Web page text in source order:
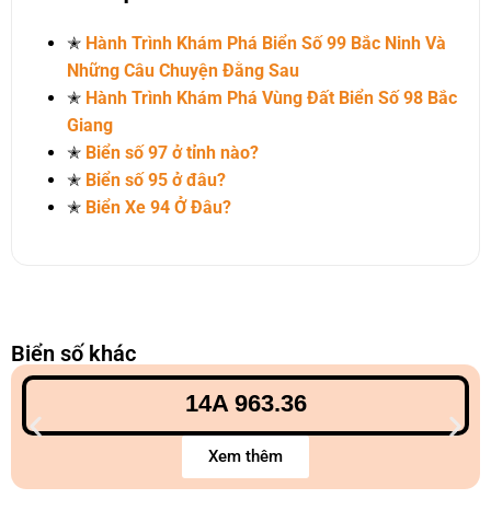
✭ Hành Trình Khám Phá Biển Số 99 Bắc Ninh Và
Những Câu Chuyện Đằng Sau
✭ Hành Trình Khám Phá Vùng Đất Biển Số 98 Bắc
Giang
✭ Biển số 97 ở tỉnh nào?
✭ Biển số 95 ở đâu?
✭ Biển Xe 94 Ở Đâu?
Biển số khác
14A 963.36
Xem thêm